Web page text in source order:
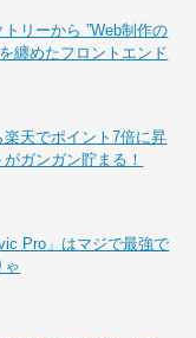
リーから ”Web制作の
纏めたフロントエンド
天でポイント7倍に昇
ガンガン貯まる！
Pro」はマジで最強で
ゃ